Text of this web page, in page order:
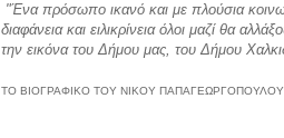
"Ένα πρόσωπο ικανό και με πλούσια
διαφάνεια και ειλικρίνεια όλοι μαζί θα
την εικόνα του Δήμου μας, του Δήμου
ΤΟ ΒΙΟΓΡΑΦΙΚΟ ΤΟΥ ΝΙΚΟΥ ΠΑΠΑΓΕΩΡΓΟΠΟΥΛΟΥ